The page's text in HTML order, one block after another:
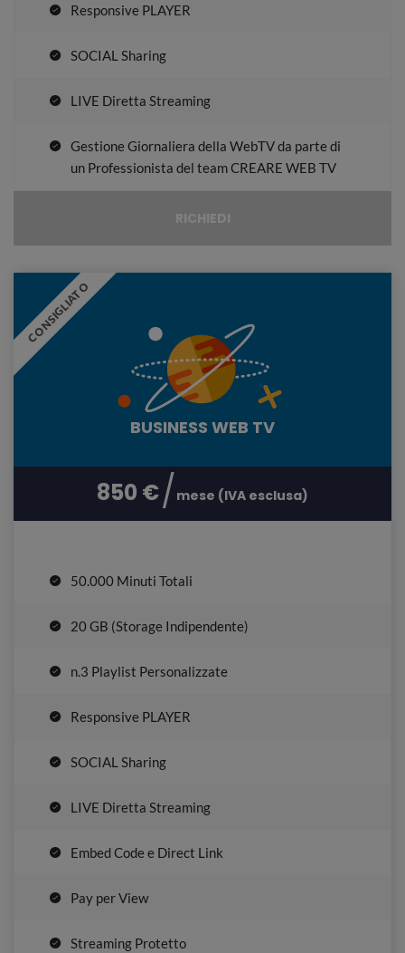
Responsive PLAYER
SOCIAL Sharing
LIVE Diretta Streaming
Gestione Giornaliera della WebTV da parte di
un Professionista del team CREARE WEB TV
RICHIEDI
CONSIGLIATO
BUSINESS WEB TV
850 € mese (IVA esclusa)
50.000 Minuti Totali
20 GB (Storage Indipendente)
n.3 Playlist Personalizzate
Responsive PLAYER
SOCIAL Sharing
LIVE Diretta Streaming
Embed Code e Direct Link
Pay per View
Streaming Protetto